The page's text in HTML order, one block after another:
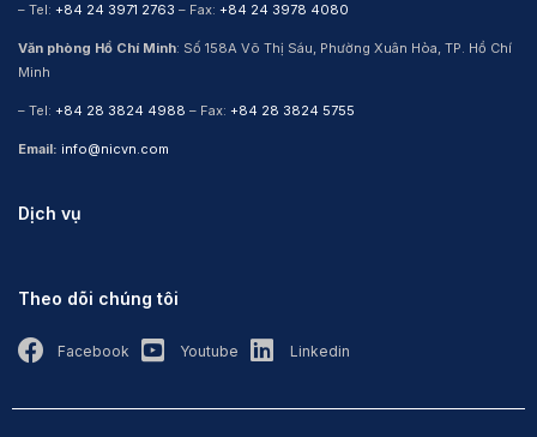
– Tel: +84 24 3971 2763 – Fax: +84 24 3978 4080
Văn phòng Hồ Chí Minh: Số 158A Võ Thị Sáu, Phường Xuân Hòa, TP. Hồ Chí
Minh
– Tel: +84 28 3824 4988 – Fax: +84 28 3824 5755
Email: info@nicvn.com
Dịch vụ
Theo dõi chúng tôi
Facebook Youtube Linkedin